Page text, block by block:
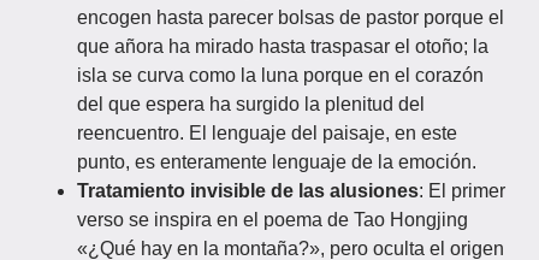
encogen hasta parecer bolsas de pastor porque el
que añora ha mirado hasta traspasar el otoño; la
isla se curva como la luna porque en el corazón
del que espera ha surgido la plenitud del
reencuentro. El lenguaje del paisaje, en este
punto, es enteramente lenguaje de la emoción.
Tratamiento invisible de las alusiones: El primer
verso se inspira en el poema de Tao Hongjing
«¿Qué hay en la montaña?», pero oculta el origen